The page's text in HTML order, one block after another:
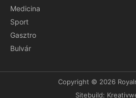
Medicina
Sport
Gasztro
Bulvár
Copyright © 2026
Sitebuild: